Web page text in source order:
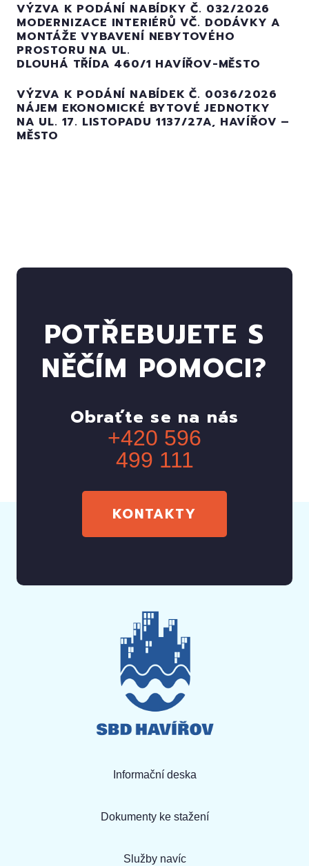
VÝZVA K PODÁNÍ NABÍDKY Č. 032/2026
MODERNIZACE INTERIÉRŮ VČ. DODÁVKY A
MONTÁŽE VYBAVENÍ NEBYTOVÉHO
PROSTORU NA UL.
DLOUHÁ TŘÍDA 460/1 HAVÍŘOV-MĚSTO
VÝZVA K PODÁNÍ NABÍDEK Č. 0036/2026
NÁJEM EKONOMICKÉ BYTOVÉ JEDNOTKY
NA UL. 17. LISTOPADU 1137/27A, HAVÍŘOV –
MĚSTO
POTŘEBUJETE S
NĚČÍM POMOCI?
Obraťte se na nás
+420 596
499 111
KONTAKTY
Informační deska
Dokumenty ke stažení
Služby navíc